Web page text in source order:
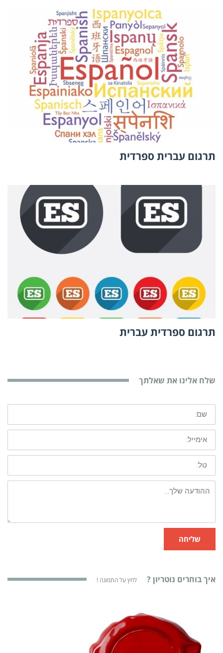
תרגום עברית ספרדית
תרגום ספרדית עברית
שלח אלינו את שאלתך
שליחה
איך בוחרים נוטריון ? לחץ על התמונה !